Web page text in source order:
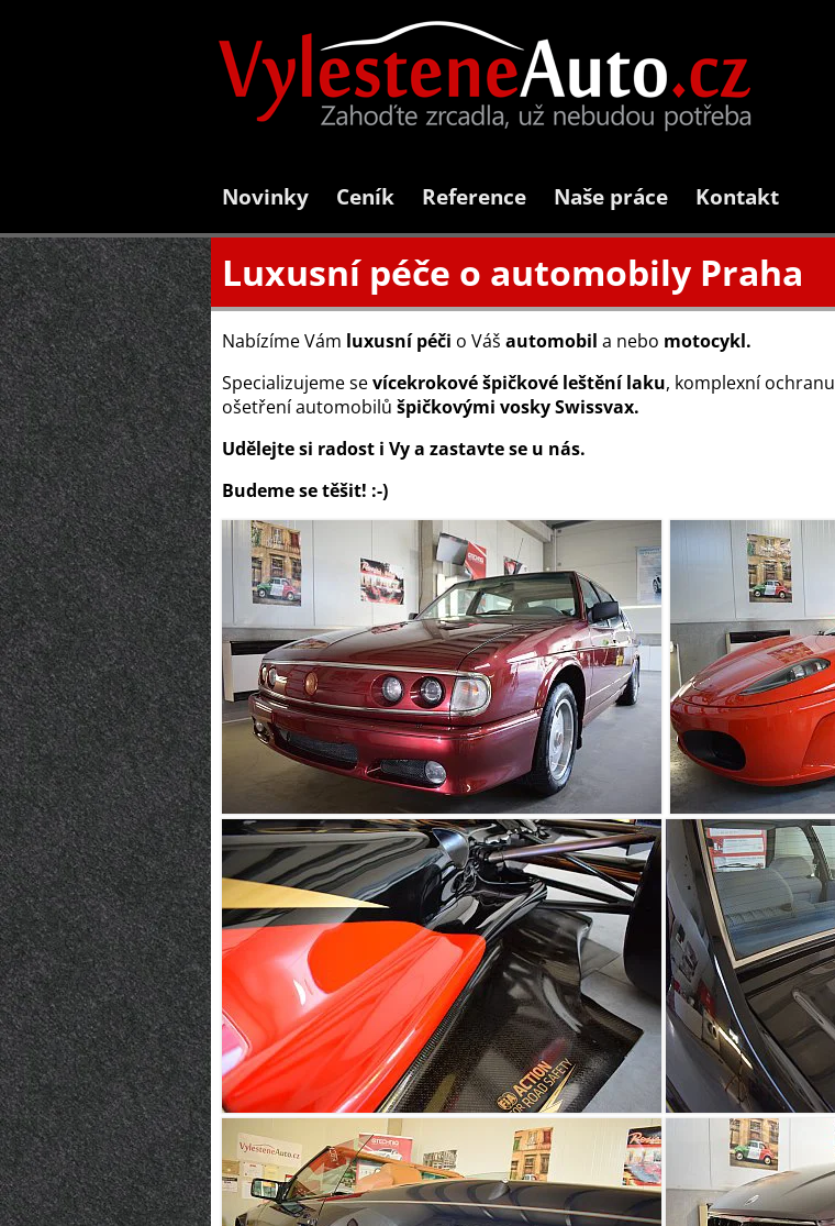
Novinky Ceník Reference Naše práce Kontakt
Luxusní péče o automobily Praha
Nabízíme Vám luxusní péči o Váš automobil a nebo motocykl.
Specializujeme sevícekrokové špičkové leštění laku, komplexní ochranu
ošetření automobilů špičkovými vosky Swissvax.
Udělejte si radost i Vy a zastavte se u nás.
Budeme se těšit! :-)